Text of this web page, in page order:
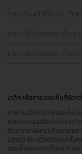
ราคา ทำเลสิกไร้ใบมีด
ราคา ปรับค่าสายตา ด้วยก
ราคา ปรับค่าสายตา ด้วยก
เลสิก เพื่อการมองเห็นที่ชัดกว่
การทำเลสิกเป็นทางออกที่หล
คอนแทคเลนส์อีกต่อไป การท
รักษาอาการผิดปกติของสายต
Laser) กับเครื่องมือแยกชั้นก
ของเนื้อกระจกตาชั้นกลาง ก่